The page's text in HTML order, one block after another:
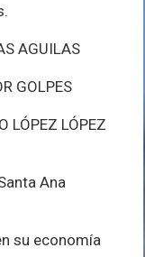
LÓPEZ
Ana
economía